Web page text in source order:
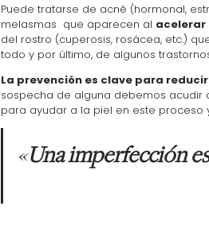
Puede tratarse de acné (hormonal,
melasmas que aparecen al acelerar
del rostro (cuperosis, rosácea, etc.)
todo y por último, de algunos
La prevención es clave para
sospecha de alguna debemos acudir
para ayudar a la piel en este proceso
«Una imperfección